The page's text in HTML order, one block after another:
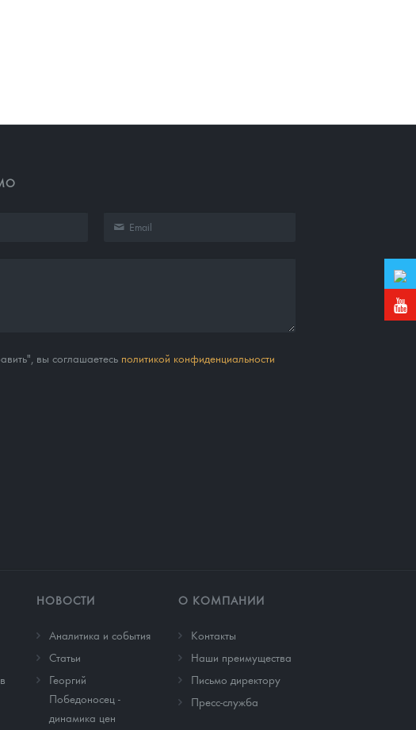
вы соглашаетесь политикой конфиденциальности
НОВОСТИ
Аналитика и события
Cтатьи
Георгий
Победоносец -
динамика цен
О КОМПАНИИ
Контакты
Наши преимущества
Письмо директору
Пресс-служба